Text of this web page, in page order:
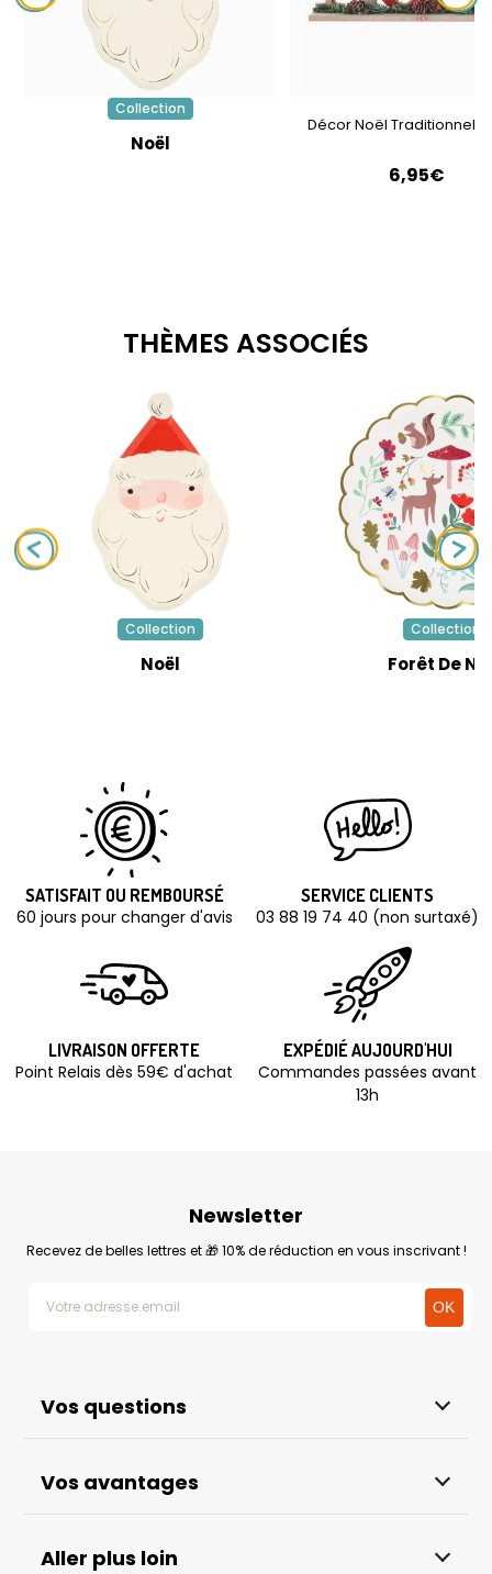
Collection
Noël
Décor Noël Traditionnel
6,95€
THÈMES ASSOCIÉS
Collection
Noël
Collection
Forêt De
SATISFAIT OU REMBOURSÉ
60 jours pour changer d'avis
SERVICE CLIENTS
03 88 19 74 40 (non surtaxé)
LIVRAISON OFFERTE
Point Relais dès 59€ d'achat
EXPÉDIÉ AUJOURD'HUI
Commandes passées avant
13h
Vos questions
Vos avantages
Aller plus loin
Newsletter
Recevez de belles lettres et 🎁 10% de réduction en vous inscrivant !